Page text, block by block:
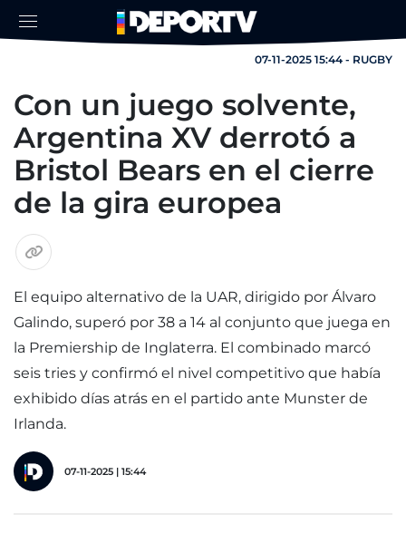
07-11-2025 15:44 - RUGBY
Con un juego solvente,
Argentina XV derrotó a
Bristol Bears en el cierre
de la gira europea
El equipo alternativo de la UAR, dirigido por Álvaro
Galindo, superó por 38 a 14 al conjunto que juega en
la Premiership de Inglaterra. El combinado marcó
seis tries y confirmó el nivel competitivo que había
exhibido días atrás en el partido ante Munster de
Irlanda.
07-11-2025 | 15:44